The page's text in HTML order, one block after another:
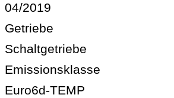
04/2019
Getriebe
Schaltgetriebe
Emissionsklasse
Euro6d-TEMP